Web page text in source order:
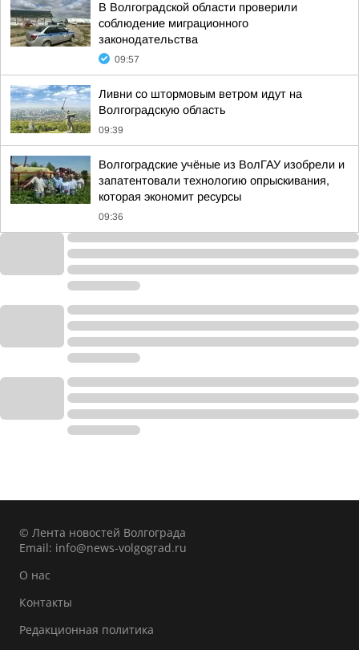
В Волгоградской области проверили
соблюдение миграционного
законодательства
09:57
Ливни со штормовым ветром идут на
Волгоградскую область
09:39
Волгоградские учёные из ВолГАУ изобрели и
запатентовали технологию опрыскивания,
которая экономит ресурсы
09:36
© Лента новостей Волгограда
Email: info@news-volgograd.ru
О нас
Контакты
Редакционная политика